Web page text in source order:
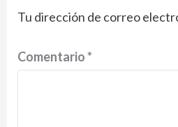
Tu dirección de correo
Comentario*